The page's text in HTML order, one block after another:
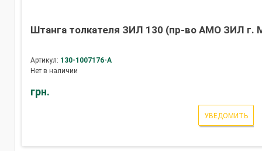
Штанга толкателя ЗИЛ 130 (пр-во АМО ЗИЛ г.
Артикул: 130-1007176-А
Нет в наличии
грн.
УВЕДОМИТЬ